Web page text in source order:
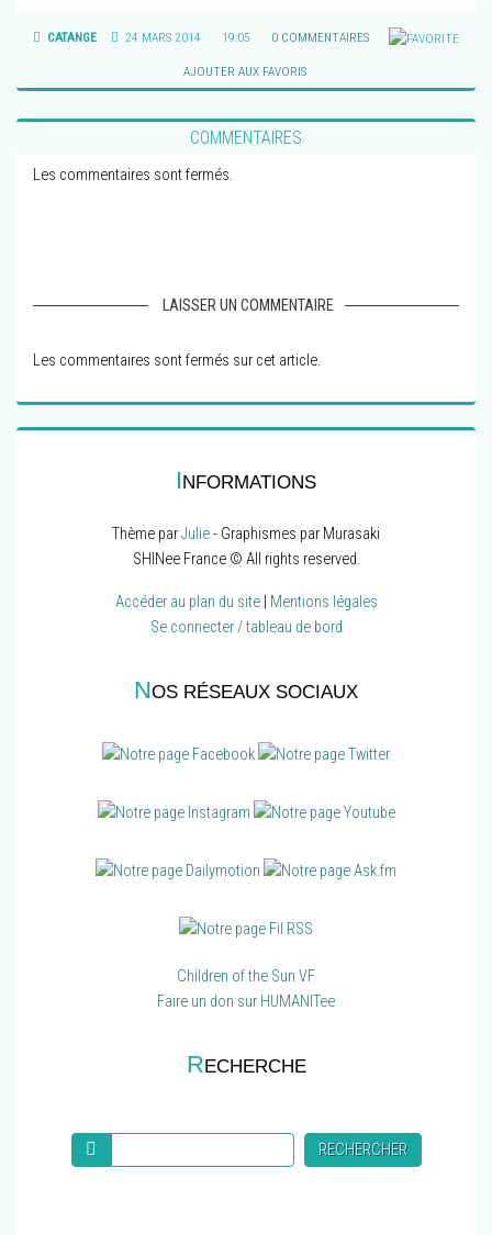
CATANGE 24 MARS 2014 19:05 0 COMMENTAIRES
AJOUTER AUX FAVORIS
COMMENTAIRES
Les commentaires sont fermés.
LAISSER UN COMMENTAIRE
Les commentaires sont fermés sur cet article.
INFORMATIONS
Thème parJulie- Graphismes par Murasaki
SHINee France © All rights reserved.
Accéder au plan du site| Mentions légales
Se connecter / tableau de bord
NOS RÉSEAUX SOCIAUX
Children of the Sun VF
Faire un don sur HUMANITee
RECHERCHE
RECHERCHER